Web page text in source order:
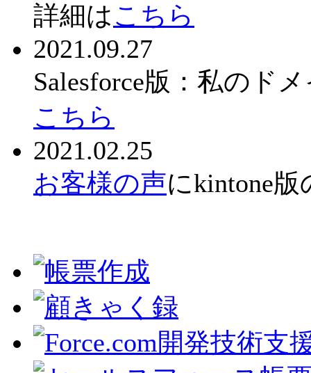
詳細はこちら
2021.09.27
Salesforce版：私のド
こちら
2021.02.25
お客様の声にkintone